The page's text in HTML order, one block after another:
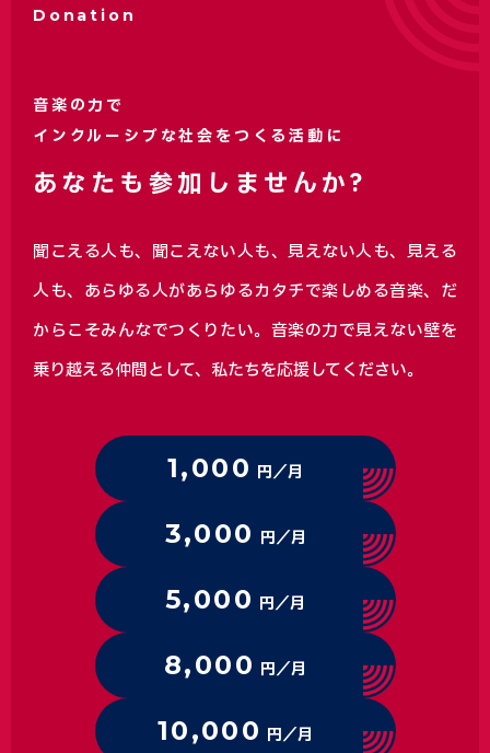
Donation
音楽の力で
インクルーシブな社会をつくる活動に
あなたも参加しませんか?
聞こえる人も、聞こえない人も、見えない人も、見える
人も、あらゆる人があらゆるカタチで楽しめる音楽、 だ
からこそみんなでつくりたい。音楽の力で見えない壁を
乗り越える仲間として、私たちを応援してください。
1,000 円／月
3,000 円／月
5,000 円／月
8,000 円／月
10,000 円／月